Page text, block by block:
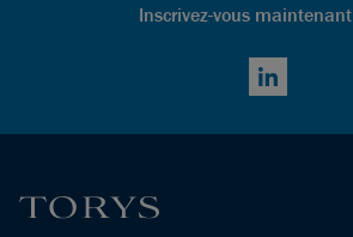
Inscrivez-vous maintenant
LinkedIn